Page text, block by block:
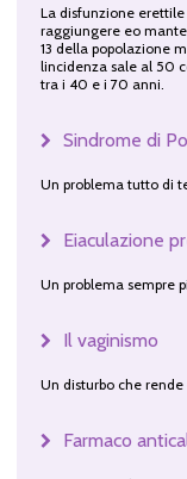
La disfunzione
raggiungere eo
13 della popolazione
lincidenza sale al 50
tra i 40 e i 70 anni.
Sindrome di
Un problema tutto di
Eiaculazione
Un problema sempre
Il vaginismo
Un disturbo che
Farmaco